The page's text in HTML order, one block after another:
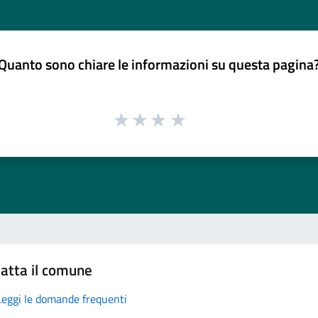
sono chiare le informazioni su questa
il comune
le domande frequenti